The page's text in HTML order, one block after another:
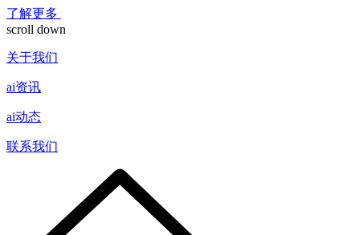
了解更多
scroll down
关于我们
ai资讯
ai动态
联系我们